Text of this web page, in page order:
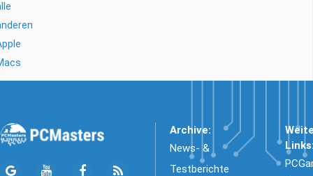
Archive:
News- &
Testberichte